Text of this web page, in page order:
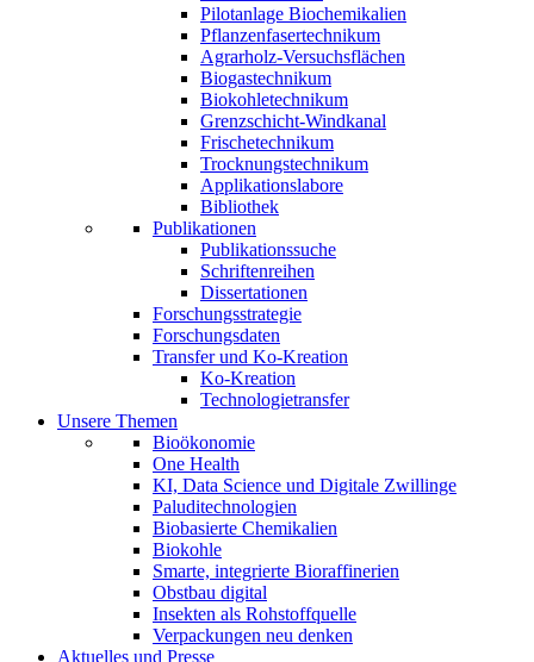
Pilotanlage Biochemikalien
Pflanzenfasertechnikum
Agrarholz-Versuchsflächen
Biogastechnikum
Biokohletechnikum
Grenzschicht-Windkanal
Frischetechnikum
Trocknungstechnikum
Applikationslabore
Bibliothek
Publikationen
Publikationssuche
Schriftenreihen
Dissertationen
Forschungsstrategie
Forschungsdaten
Transfer und Ko-Kreation
Ko-Kreation
Technologietransfer
Unsere Themen
Bioökonomie
One Health
KI, Data Science und Digitale Zwillinge
Paluditechnologien
Biobasierte Chemikalien
Biokohle
Smarte, integrierte Bioraffinerien
Obstbau digital
Insekten als Rohstoffquelle
Verpackungen neu denken
Aktuelles und Presse